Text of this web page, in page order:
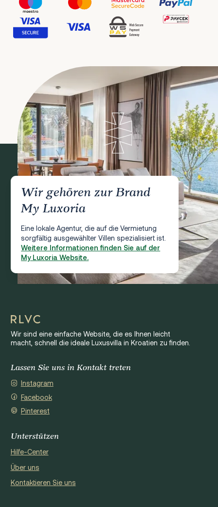
Wir gehören zur Brand
My Luxoria
Eine lokale Agentur, die auf die Vermietung
sorgfältig ausgewählter Villen spezialisiert ist.
Weitere Informationen finden Sie auf der
My Luxoria Website.
Wir sind eine einfache Website, die es Ihnen leicht
macht, schnell die ideale Luxusvilla in Kroatien zu finden.
Lassen Sie uns in Kontakt treten
Instagram
Facebook
Pinterest
Unterstützen
Hilfe-Center
Über uns
Kontaktieren Sie uns